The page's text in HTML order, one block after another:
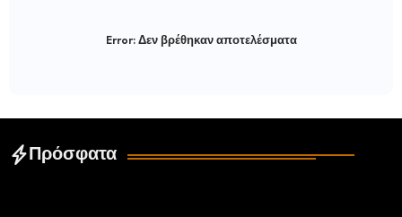
Error:Δεν βρέθηκαν αποτελέσματα
Πρόσφατα